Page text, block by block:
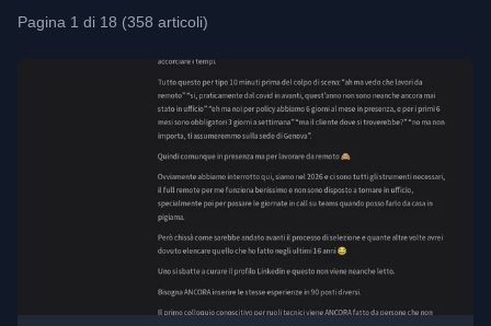
Pagina 1 di 18 (358 articoli)